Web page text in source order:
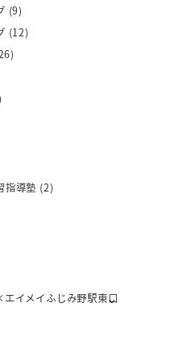
(9)
(12)
指導塾 (2)
イメイふじみ野駅東口